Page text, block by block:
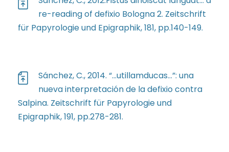
re-reading of defixio Bologna 2. Zeitschrift
für Papyrologie und Epigraphik, 181, pp.140-149.
Sánchez, C., 2014. “…utillamducas…”: una
nueva interpretación de la defixio contra
Salpina. Zeitschrift für Papyrologie und
Epigraphik, 191, pp.278-281.